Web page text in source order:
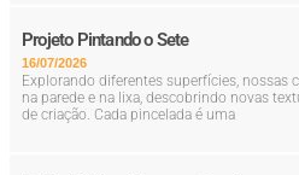
Projeto Pintando o Sete
16/07/2026
Explorando diferentes superfícies, nossas
na parede e na lixa, descobrindo novas
de criação. Cada pincelada é uma